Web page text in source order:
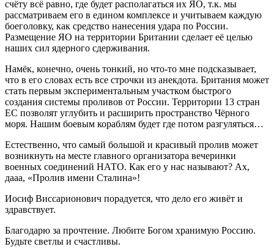
счёту всё равно, где будет располагаться их ЯО, т.к. мы
рассматриваем его в едином комплексе и учитываем каждую
боеголовку, как средство нанесения удара по России.
Размещение ЯО на территории Британии сделает её целью
наших сил ядерного сдерживания.
Намёк, конечно, очень тонкий, но что-то мне подсказывает,
что в его словах есть все строчки из анекдота. Британия может
стать первым экспериментальным участком быстрого
создания системы проливов от России. Территории 13 стран
ЕС позволят углубить и расширить пространство Чёрного
моря. Нашим боевым кораблям будет где потом разгуляться…
Естественно, что самый большой и красивый пролив может
возникнуть на месте главного организатора вечеринки
военных соединений НАТО. Как его у нас называют? Ах,
дааа, «Пролив имени Сталина»!
Иосиф Виссарионович порадуется, что дело его живёт и
здравствует.
Благодарю за прочтение. Любите Богом хранимую Россию.
Будьте светлы и счастливы.